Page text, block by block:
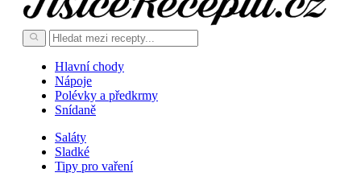
Hlavní chody
Nápoje
Polévky a předkrmy
Snídaně
Saláty
Sladké
Tipy pro vaření